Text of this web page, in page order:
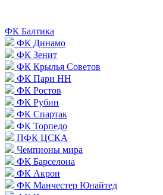
ФК Балтика
ФК Динамо
ФК Зенит
ФК Крылья Советов
ФК Пари НН
ФК Ростов
ФК Рубин
ФК Спартак
ФК Торпедо
ПФК ЦСКА
Чемпионы мира
ФК Барселона
ФК Акрон
ФК Манчестер Юнайтед